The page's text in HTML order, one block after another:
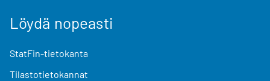
Löydä nopeasti
StatFin-tietokanta
Tilastotietokannat